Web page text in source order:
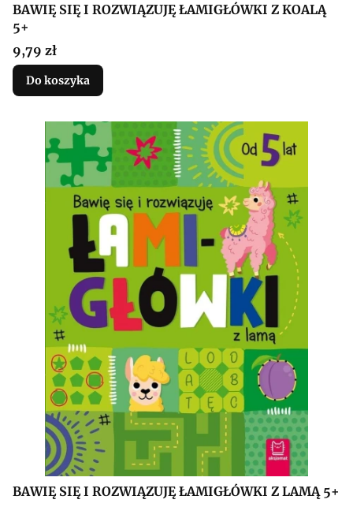
BAWIĘ SIĘ I ROZWIĄZUJĘ ŁAMIGŁÓWKI Z KOALĄ
5+
Cena
9,79 zł
Do koszyka
BAWIĘ SIĘ I ROZWIĄZUJĘ ŁAMIGŁÓWKI Z LAMĄ 5+